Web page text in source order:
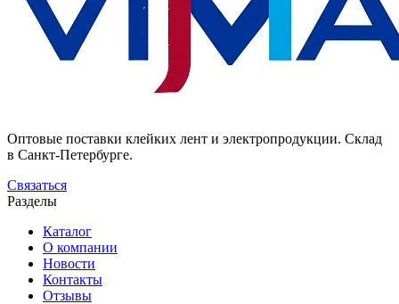
Оптовые поставки клейких лент и электропродукции. Склад
в Санкт-Петербурге.
Связаться
Разделы
Каталог
О компании
Новости
Контакты
Отзывы